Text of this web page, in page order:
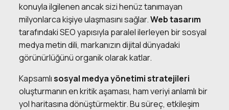
konuyla ilgilenen ancak sizi henüz tanımayan
milyonlarca kişiye ulaşmasını sağlar.Web tasarım
tarafındaki SEO yapısıyla paralel ilerleyen bir sosyal
medya metin dili, markanızın dijital dünyadaki
görünürlüğünü organik olarak katlar.
Kapsamlısosyal medya yönetimi stratejileri
oluşturmanın en kritik aşaması, ham veriyi anlamlı bir
yol haritasına dönüştürmektir. Bu süreç, etkileşim